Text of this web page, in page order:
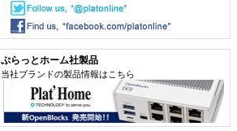
ぷらっとホーム社製品
当社ブランドの製品情報はこちら